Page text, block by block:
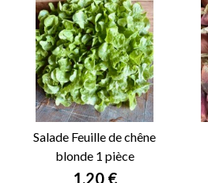
Salade Feuille de chêne
blonde 1 pièce
Prix
1,20 €